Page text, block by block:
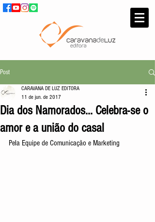
Post
Dia dos Namorados... Celebra-se o
amor e a união do casal
CARAVANA DE LUZ EDITORA
11 de jun. de 2017
Pela Equipe de Comunicação e Marketing